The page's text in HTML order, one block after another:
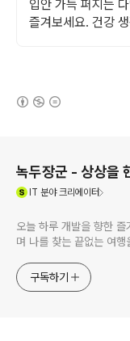
입안 가득 퍼지는
즐겨보세요. 건강
녹두장군 - 상상을
IT 분야 크리에이터
오늘 하루 개발을 향한
며 나를 찾는 끝없는 여
구독하기